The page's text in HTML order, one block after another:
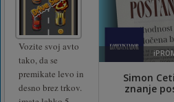
Vozite svoj avto
tako, da se
premikate levo in
desno brez trkov.